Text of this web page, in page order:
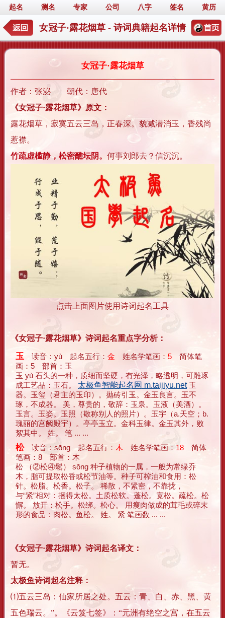
起名 测名 专家 公司 八字 签名 黄历
女冠子·露花烟草 - 诗词典籍起名详情
女冠子·露花烟草
作者：张泌 朝代：唐代
《女冠子·露花烟草》原文：
露花烟草，寂寞五云三岛，正春深。貌减潜消玉，香残尚
惹襟。
竹疏虚槛静，松密醮坛阴。 何事刘郎去？信沉沉。
点击上面图片使用诗词起名工具
《女冠子·露花烟草》诗词起名重点字分析：
玉 读音：yù 起名五行： 金 姓名学笔画： 5 简体笔
画：5 部首：玉
玉 yù 石头的一种，质细而坚硬，有光泽，略透明，可雕琢
成工艺品：玉石。 太极鱼智能起名网 m.taijiyu.net玉
器。玉玺（君主的玉印）。抛砖引玉。金玉良言。玉不
琢，不成器。 美，尊贵的，敬辞：玉泉。玉液（美酒）。
玉言。玉姿。玉照（敬称别人的照片）。玉宇（a.天空；b.
瑰丽的宫阙殿宇）。亭亭玉立。金科玉律。金玉其外，败
絮其中。 姓。 笔 ... ...
松读音：sōng 起名五行： 木 姓名学笔画： 18 简体
笔画：8 部首：木
松 （②松④鬆） sōng 种子植物的一属，一般为常绿乔
木，脂可提取松香或松节油等。种子可榨油和食用：松
针。松脂。松香。松子。 稀散，不紧密，不靠拢，
与“紧”相对：捆得太松。土质松软。蓬松。宽松。疏松。松
懈。 放开：松手。松绑。松心。 用瘦肉做成的茸毛或碎末
形的食品：肉松。鱼松。 姓。 紧 笔画数 ... ...
《女冠子·露花烟草》诗词起名译文：
暂无。
太极鱼诗词起名注释：
⑴五云三岛：仙家所居之处。五云：青、白、赤、黑、黄
五色瑞云。”。《云笈七签》：“元洲有绝空之宫，在五云